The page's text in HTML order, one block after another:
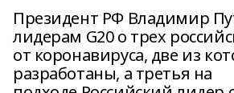
Президент РФ Владимир
лидерам G20 о трех
от коронавируса, две из
разработаны, а третья на